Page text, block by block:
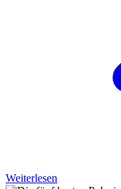
Weiterlesen